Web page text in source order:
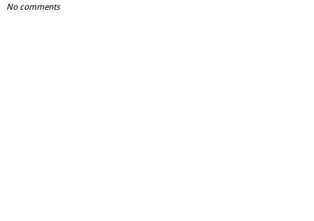
No comments